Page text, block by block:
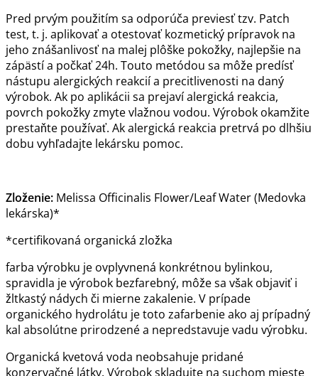
Pred prvým použitím sa odporúča previesť tzv. Patch
test, t. j. aplikovať a otestovať kozmetický prípravok na
jeho znášanlivosť na malej plôške pokožky, najlepšie na
zápästí a počkať 24h. Touto metódou sa môže predísť
nástupu alergických reakcií a precitlivenosti na daný
výrobok. Ak po aplikácii sa prejaví alergická reakcia,
povrch pokožky zmyte vlažnou vodou. Výrobok okamžite
prestaňte používať. Ak alergická reakcia pretrvá po dlhšiu
dobu vyhľadajte lekársku pomoc.
Zloženie: Melissa Officinalis Flower/Leaf Water (Medovka
lekárska)*
*certifikovaná organická zložka
farba výrobku je ovplyvnená konkrétnou bylinkou,
spravidla je výrobok bezfarebný, môže sa však objaviť i
žltkastý nádych či mierne zakalenie. V prípade
organického hydrolátu je toto zafarbenie ako aj prípadný
kal absolútne prirodzené a nepredstavuje vadu výrobku.
Organická kvetová voda neobsahuje pridané
konzervačné látky. Výrobok skladujte na suchom mieste